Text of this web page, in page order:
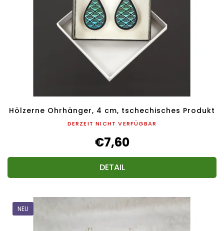
Hölzerne Ohrhänger, 4 cm, tschechisches Produkt
DERZEIT NICHT VERFÜGBAR
€7,60
DETAIL
NEU